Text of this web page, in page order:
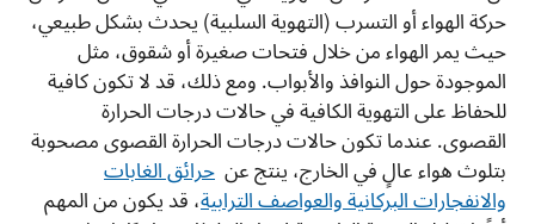
حركة الهواء أو التسرب (التهوية السلبية) يحدث بشكل طبيعي،
حيث يمر الهواء من خلال فتحات صغيرة أو شقوق، مثل
الموجودة حول النوافذ والأبواب. ومع ذلك، قد لا تكون كافية
للحفاظ على التهوية الكافية في حالات درجات الحرارة
القصوى.عندما تكون حالات درجات الحرارة القصوى مصحوبة
بتلوث هواء عالٍ في الخارج، ينتج عن حرائق الغابات
والانفجارات البركانية والعواصف الترابية،قد يكون من المهم